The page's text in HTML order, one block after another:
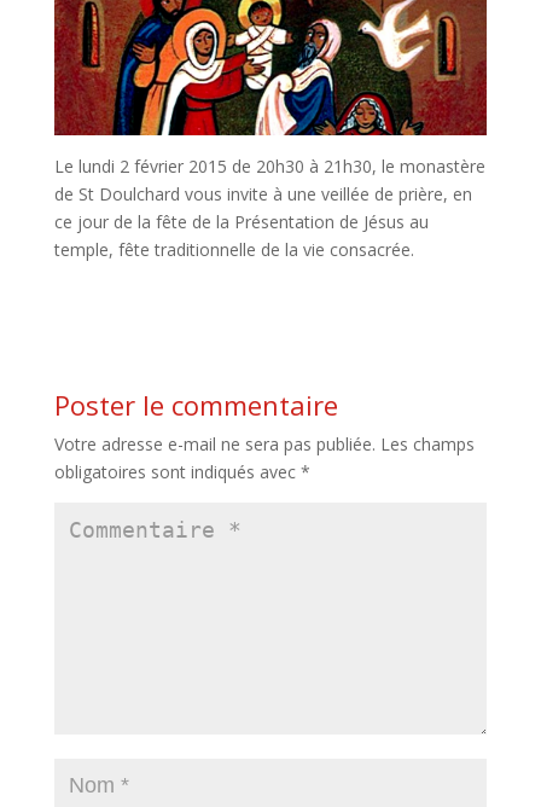
Le lundi 2 février 2015 de 20h30 à 21h30, le monastère
de St Doulchard vous invite à une veillée de prière, en
ce jour de la fête de la Présentation de Jésus au
temple, fête traditionnelle de la vie consacrée.
Poster le commentaire
Votre adresse e-mail ne sera pas publiée. Les champs
obligatoires sont indiqués avec *